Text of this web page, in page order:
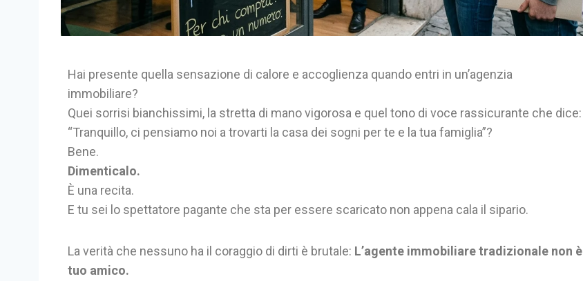
Hai presente quella sensazione di calore e accoglienza quando entri in un’agenzia
immobiliare?
Quei sorrisi bianchissimi, la stretta di mano vigorosa e quel tono di voce rassicurante che dice:
“Tranquillo, ci pensiamo noi a trovarti la casa dei sogni per te e la tua famiglia”?
Bene.
Dimenticalo.
È una recita.
E tu sei lo spettatore pagante che sta per essere scaricato non appena cala il sipario.
La verità che nessuno ha il coraggio di dirti è brutale: L’agente immobiliare tradizionale non è
tuo amico.